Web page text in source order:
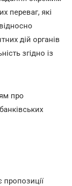
переваг, які
дій органів
згідно із
про
пропозиції